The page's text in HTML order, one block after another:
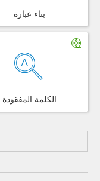
بناء عبارة
الكلمة المفقودة